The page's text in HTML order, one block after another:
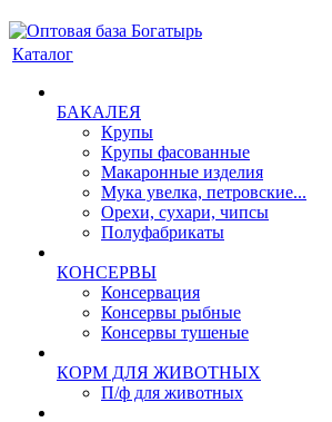
Каталог
БАКАЛЕЯ
Крупы
Крупы фасованные
Макаронные изделия
Мука увелка, петровские...
Орехи, сухари, чипсы
Полуфабрикаты
КОНСЕРВЫ
Консервация
Консервы рыбные
Консервы тушеные
КОРМ ДЛЯ ЖИВОТНЫХ
П/ф для животных